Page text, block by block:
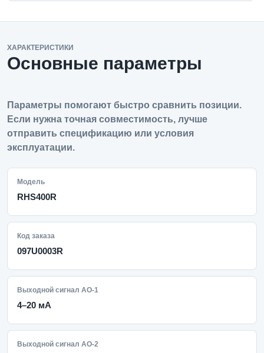
ХАРАКТЕРИСТИКИ
Основные параметры
Параметры помогают быстро сравнить позиции.
Если нужна точная совместимость, лучше
отправить спецификацию или условия
эксплуатации.
Модель
RHS400R
Код заказа
097U0003R
Выходной сигнал AO-1
4–20 мА
Выходной сигнал AO-2